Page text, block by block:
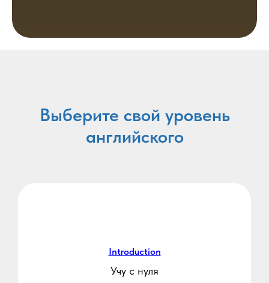
Выберите свой уровень
английского
Introduction
Учу с нуля